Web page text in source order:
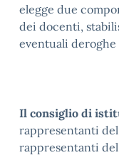
elegge due
dei docenti,
eventuali deroghe
Il consiglio di
rappresentanti
rappresentanti del